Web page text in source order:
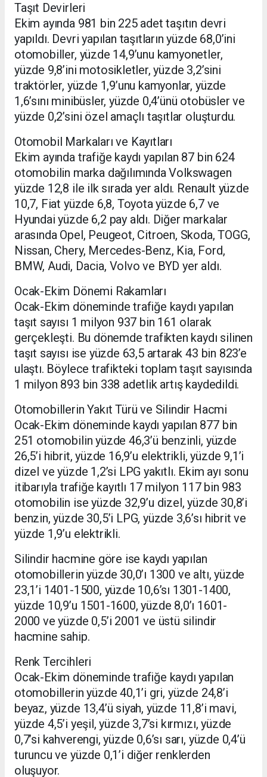
Taşıt Devirleri
Ekim ayında 981 bin 225 adet taşıtın devri
yapıldı. Devri yapılan taşıtların yüzde 68,0’ini
otomobiller, yüzde 14,9’unu kamyonetler,
yüzde 9,8’ini motosikletler, yüzde 3,2’sini
traktörler, yüzde 1,9’unu kamyonlar, yüzde
1,6’sını minibüsler, yüzde 0,4’ünü otobüsler ve
yüzde 0,2’sini özel amaçlı taşıtlar oluşturdu.
Otomobil Markaları ve Kayıtları
Ekim ayında trafiğe kaydı yapılan 87 bin 624
otomobilin marka dağılımında Volkswagen
yüzde 12,8 ile ilk sırada yer aldı. Renault yüzde
10,7, Fiat yüzde 6,8, Toyota yüzde 6,7 ve
Hyundai yüzde 6,2 pay aldı. Diğer markalar
arasında Opel, Peugeot, Citroen, Skoda, TOGG,
Nissan, Chery, Mercedes-Benz, Kia, Ford,
BMW, Audi, Dacia, Volvo ve BYD yer aldı.
Ocak-Ekim Dönemi Rakamları
Ocak-Ekim döneminde trafiğe kaydı yapılan
taşıt sayısı 1 milyon 937 bin 161 olarak
gerçekleşti. Bu dönemde trafikten kaydı silinen
taşıt sayısı ise yüzde 63,5 artarak 43 bin 823’e
ulaştı. Böylece trafikteki toplam taşıt sayısında
1 milyon 893 bin 338 adetlik artış kaydedildi.
Otomobillerin Yakıt Türü ve Silindir Hacmi
Ocak-Ekim döneminde kaydı yapılan 877 bin
251 otomobilin yüzde 46,3’ü benzinli, yüzde
26,5’i hibrit, yüzde 16,9’u elektrikli, yüzde 9,1’i
dizel ve yüzde 1,2’si LPG yakıtlı. Ekim ayı sonu
itibarıyla trafiğe kayıtlı 17 milyon 117 bin 983
otomobilin ise yüzde 32,9’u dizel, yüzde 30,8’i
benzin, yüzde 30,5’i LPG, yüzde 3,6’sı hibrit ve
yüzde 1,9’u elektrikli.
Silindir hacmine göre ise kaydı yapılan
otomobillerin yüzde 30,0’ı 1300 ve altı, yüzde
23,1’i 1401-1500, yüzde 10,6’sı 1301-1400,
yüzde 10,9’u 1501-1600, yüzde 8,0’ı 1601-
2000 ve yüzde 0,5’i 2001 ve üstü silindir
hacmine sahip.
Renk Tercihleri
Ocak-Ekim döneminde trafiğe kaydı yapılan
otomobillerin yüzde 40,1’i gri, yüzde 24,8’i
beyaz, yüzde 13,4’ü siyah, yüzde 11,8’i mavi,
yüzde 4,5’i yeşil, yüzde 3,7’si kırmızı, yüzde
0,7’si kahverengi, yüzde 0,6’sı sarı, yüzde 0,4’ü
turuncu ve yüzde 0,1’i diğer renklerden
oluşuyor.